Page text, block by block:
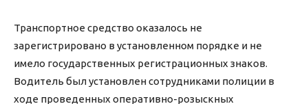
Транспортное средство оказалось не
зарегистрировано в установленном порядке и не
имело государственных регистрационных знаков.
Водитель был установлен сотрудниками полиции в
ходе проведенных оперативно-розыскных